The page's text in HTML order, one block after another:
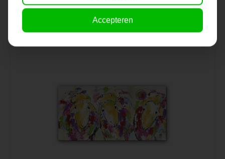
139,95
Accepteren